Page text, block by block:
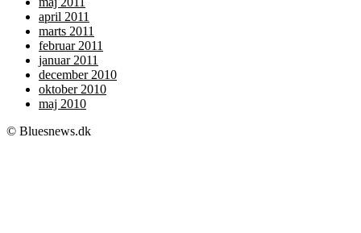
april 2011
marts 2011
februar 2011
januar 2011
december 2010
oktober 2010
maj 2010
© Bluesnews.dk